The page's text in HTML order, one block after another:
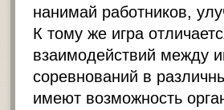
нанимай работников,
К тому же игра
взаимодействий между
соревнований в
имеют возможность